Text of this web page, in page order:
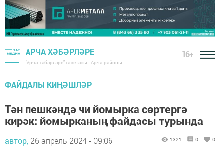
АРЧА ХӘБӘРЛӘРЕ
"Арча хәбәрләре" газетасы - Арча районы
16+
ФАЙДАЛЫ КИҢӘШЛӘР
Тән пешкәндә чи йомырка сөртергә
кирәк: йомырканың файдасы турында
автор, 26 апрель 2024 - 09:06 1321 0 0